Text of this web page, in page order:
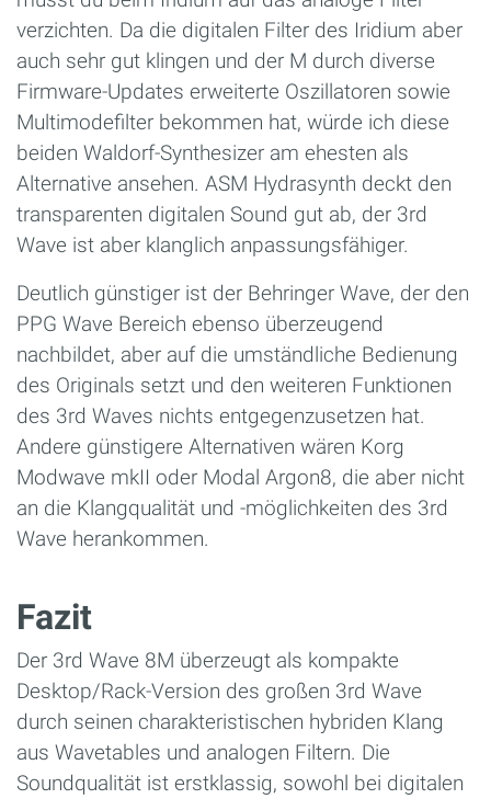
verzichten. Da die digitalen Filter des Iridium aber
auch sehr gut klingen und der M durch diverse
Firmware-Updates erweiterte Oszillatoren sowie
Multimodefilter bekommen hat, würde ich diese
beiden Waldorf-Synthesizer am ehesten als
Alternative ansehen. ASM Hydrasynth deckt den
transparenten digitalen Sound gut ab, der 3rd
Wave ist aber klanglich anpassungsfähiger.
Deutlich günstiger ist der Behringer Wave, der den
PPG Wave Bereich ebenso überzeugend
nachbildet, aber auf die umständliche Bedienung
des Originals setzt und den weiteren Funktionen
des 3rd Waves nichts entgegenzusetzen hat.
Andere günstigere Alternativen wären Korg
Modwave mkII oder Modal Argon8, die aber nicht
an die Klangqualität und -möglichkeiten des 3rd
Wave herankommen.
Fazit
Der 3rd Wave 8M überzeugt als kompakte
Desktop/Rack-Version des großen 3rd Wave
durch seinen charakteristischen hybriden Klang
aus Wavetables und analogen Filtern. Die
Soundqualität ist erstklassig, sowohl bei digitalen